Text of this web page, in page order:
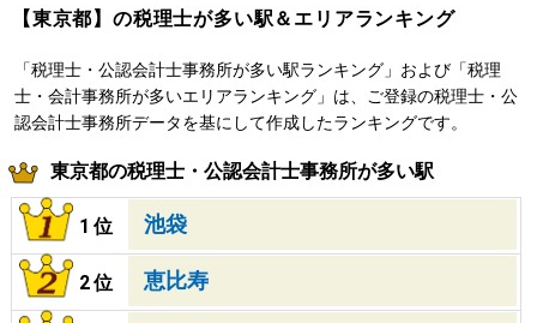
【東京都】の税理士が多い駅＆エリアランキング
「税理士・公認会計士事務所が多い駅ランキング」および「税理
士・会計事務所が多いエリアランキング」は、ご登録の税理士・公
認会計士事務所データを基にして作成したランキングです。
東京都の税理士・公認会計士事務所が多い駅
1位 池袋
2位 恵比寿